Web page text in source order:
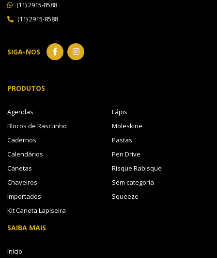
(11) 2915-8588
(11) 2915-8588
SIGA-NOS
PRODUTOS
Agendas
Blocos de Rascunho
Cadernos
Calendários
Canetas
Chaveiros
Importados
Kit Caneta Lapiseira
Lápis
Moleskine
Pastas
Pen Drive
Risque Rabisque
Sem categoria
Squeeze
SAIBA MAIS
Início